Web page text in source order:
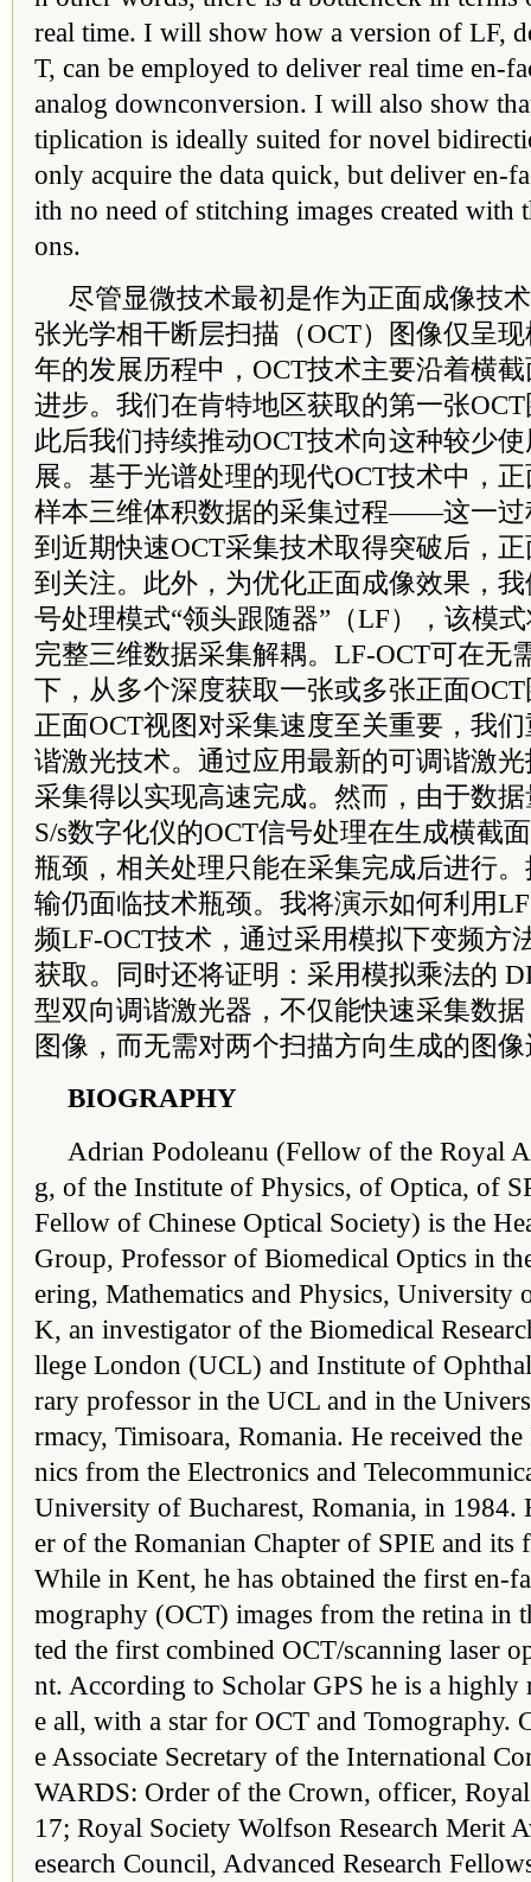
real time. I will show how a version of LF,
T, can be employed to deliver real time en-
analog downconversion. I will also show
tiplication is ideally suited for novel
only acquire the data quick, but deliver en-
ith no need of stitching images created with
ons.
尽管显微技术最初是作为正面成像技
张光学相干断层扫描（OCT）图像仅呈
年的发展历程中，OCT技术主要沿着横
进步。我们在肯特地区获取的第一张
此后我们持续推动OCT技术向这种较少
展。基于光谱处理的现代OCT技术中，
样本三维体积数据的采集过程——这一过
到近期快速OCT采集技术取得突破后，
到关注。此外，为优化正面成像效果，
号处理模式“领头跟随器”（LF），该模
完整三维数据采集解耦。LF-OCT可在无
下，从多个深度获取一张或多张正面
正面OCT视图对采集速度至关重要，我
谐激光技术。通过应用最新的可调谐激
采集得以实现高速完成。然而，由于数
S/s数字化仪的OCT信号处理在生成横截
瓶颈，相关处理只能在采集完成后进行
输仍面临技术瓶颈。我将演示如何利用
频LF-OCT技术，通过采用模拟下变频方
获取。同时还将证明：采用模拟乘法的
型双向调谐激光器，不仅能快速采集数
图像，而无需对两个扫描方向生成的图
BIOGRAPHY
Adrian Podoleanu (Fellow of the Royal
g, of the Institute of Physics, of Optica, of
Fellow of Chinese Optical Society) is the
Group, Professor of Biomedical Optics in
ering, Mathematics and Physics, University
K, an investigator of the Biomedical
llege London (UCL) and Institute of
rary professor in the UCL and in the
rmacy, Timisoara, Romania. He received
nics from the Electronics and
University of Bucharest, Romania, in 1984.
er of the Romanian Chapter of SPIE and
While in Kent, he has obtained the first en-
mography (OCT) images from the retina in
ted the first combined OCT/scanning laser
nt. According to Scholar GPS he is a
e all, with a star for OCT and Tomography.
e Associate Secretary of the International
WARDS: Order of the Crown, officer,
17; Royal Society Wolfson Research Merit
esearch Council, Advanced Research